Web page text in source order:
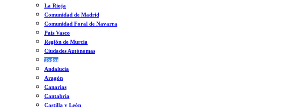
La Rioja
Comunidad de Madrid
Comunidad Foral de Navarra
País Vasco
Región de Murcia
Ciudades Autónomas
Todos
Andalucía
Aragón
Canarias
Cantabria
Castilla y León